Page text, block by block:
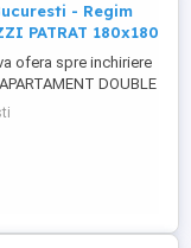
- Regim
PATRAT 180x180
ofera spre inchiriere
DOUBLE
cu un desing
3 Bucuresti .
alfa in Complex
Bariera